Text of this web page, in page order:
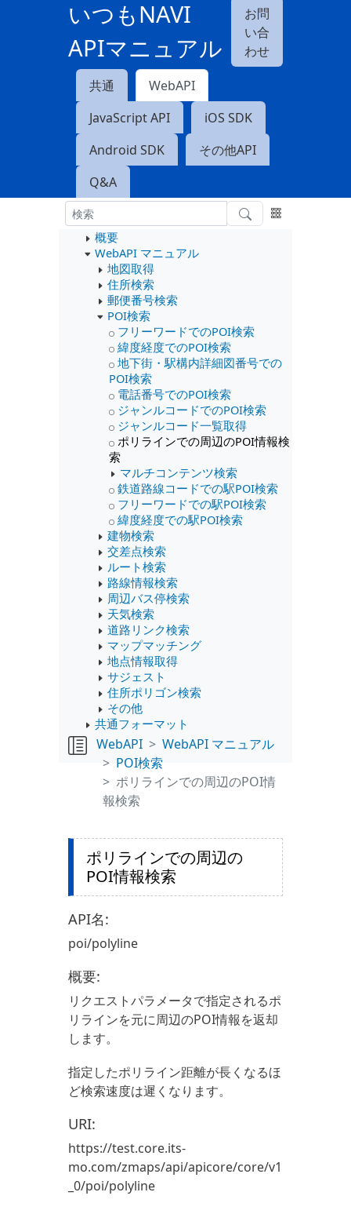
いつもNAVI
APIマニュアル
お問
い合
わせ
共通
WebAPI
JavaScript API
iOS SDK
Android SDK
その他API
Q&A
概要
WebAPI マニュアル
地図取得
住所検索
郵便番号検索
POI検索
フリーワードでのPOI検索
緯度経度でのPOI検索
地下街・駅構内詳細図番号での
POI検索
電話番号でのPOI検索
ジャンルコードでのPOI検索
ジャンルコード一覧取得
ポリラインでの周辺のPOI情報検
索
マルチコンテンツ検索
鉄道路線コードでの駅POI検索
フリーワードでの駅POI検索
緯度経度での駅POI検索
建物検索
交差点検索
ルート検索
路線情報検索
周辺バス停検索
天気検索
道路リンク検索
マップマッチング
地点情報取得
サジェスト
住所ポリゴン検索
その他
共通フォーマット
WebAPI
WebAPI マニュアル
POI検索
ポリラインでの周辺のPOI情
報検索
ポリラインでの周辺の
POI情報検索
API名:
poi/polyline
概要:
リクエストパラメータで指定されるポ
リラインを元に周辺のPOI情報を返却
します。
指定したポリライン距離が長くなるほ
ど検索速度は遲くなります。
URI:
https://test.core.its-
mo.com/zmaps/api/apicore/core/v1
_0/poi/polyline